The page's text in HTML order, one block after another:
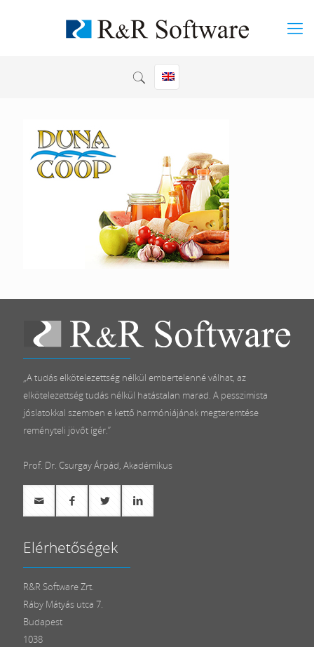
„A tudás elkötelezettség nélkül embertelenné válhat, az
elkötelezettség tudás nélkül hatástalan marad. A pesszimista
jóslatokkal szemben e kettő harmóniájának megteremtése
reményteli jövőt ígér.”
Prof. Dr. Csurgay Árpád, Akadémikus
Elérhetőségek
R&R Software Zrt.
Ráby Mátyás utca 7.
Budapest
1038